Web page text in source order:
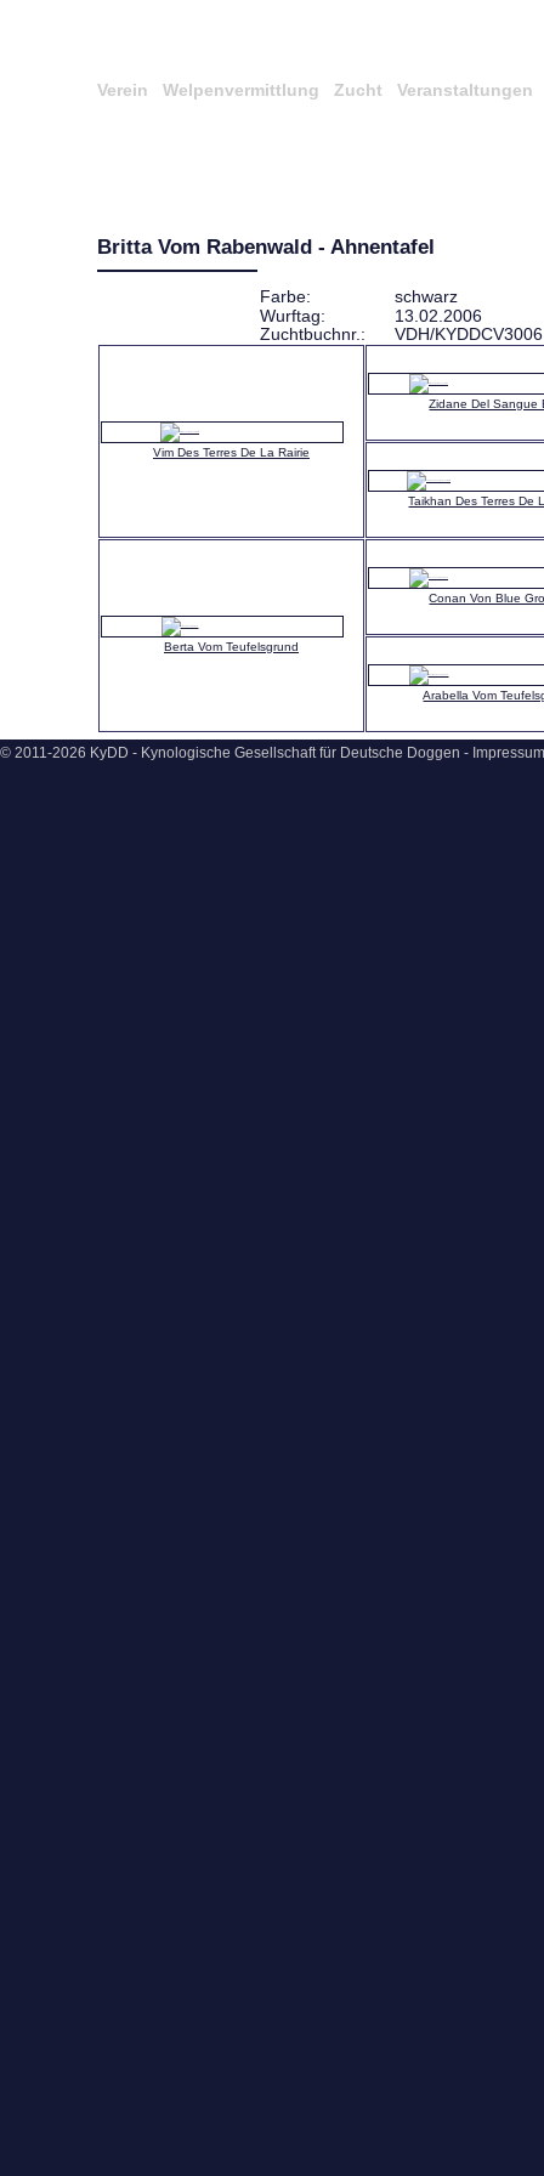
Verein Welpenvermittlung Zucht Veranstaltungen
Britta Vom Rabenwald - Ahnentafel
Farbe:
schwarz
Wurftag:
13.02.2006
Zuchtbuchnr.:
VDH/KYDDCV3006
Vim Des Terres De La Rairie
Zidane Del Sangue
Taikhan Des Terres De
Berta Vom Teufelsgrund
Conan Von Blue
Arabella Vom
© 2011-2026 KyDD - Kynologische Gesellschaft für Deutsche Doggen - Impressum